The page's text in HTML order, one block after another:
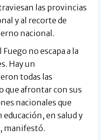
las provincias
y al recorte de
nacional.
no escapa a la
Hay un
todas las
que afrontar con sus
nacionales que
en salud y
manifestó.